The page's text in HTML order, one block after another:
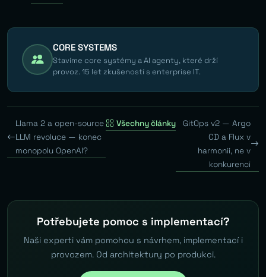
CORE SYSTEMS
Stavíme core systémy a AI agenty, které drží
provoz. 15 let zkušeností s enterprise IT.
Llama 2 a open-source
LLM revoluce — konec
monopolu OpenAI?
Všechny články
GitOps v2 — Argo
CD a Flux v
harmonii, ne v
konkurenci
Potřebujete pomoc s implementací?
Naši experti vám pomohou s návrhem, implementací i
provozem. Od architektury po produkci.